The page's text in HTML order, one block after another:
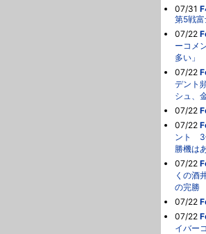
07/31
第5戦
07/22
ーコメ
多い」
07/22
デント
シュ、
07/22
07/22
ント 3
勝機は
07/22
くの酒
の完勝
07/22
07/22
イバー